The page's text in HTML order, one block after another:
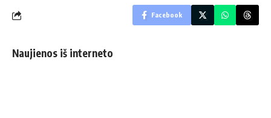
Facebook
Naujienos iš interneto